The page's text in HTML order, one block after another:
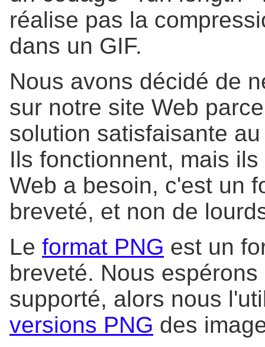
réalise pas la
dans un GIF.
Nous avons décidé de
sur notre site Web
solution satisfaisante
Ils fonctionnent, mais
Web a besoin, c'est un
breveté, et non de
Le format PNG est un
breveté. Nous
supporté, alors nous
versions PNG des